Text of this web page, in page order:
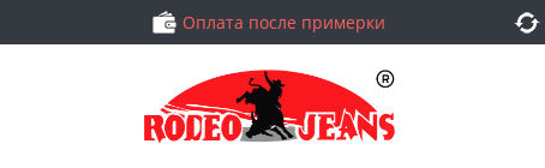
Оплата после примерки